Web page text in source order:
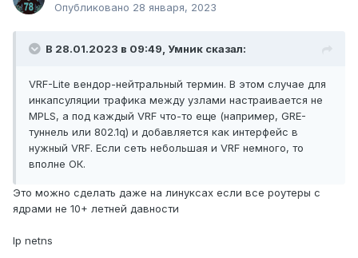
Опубликовано 28 января, 2023
В 28.01.2023 в 09:49, Умник сказал:
VRF-Lite вендор-нейтральный термин. В этом случае для
инкапсуляции трафика между узлами настраивается не
MPLS, а под каждый VRF что-то еще (например, GRE-
туннель или 802.1q) и добавляется как интерфейс в
нужный VRF. Если сеть небольшая и VRF немного, то
вполне ОК.
Это можно сделать даже на линуксах если все роутеры с
ядрами не 10+ летней давности
Ip netns